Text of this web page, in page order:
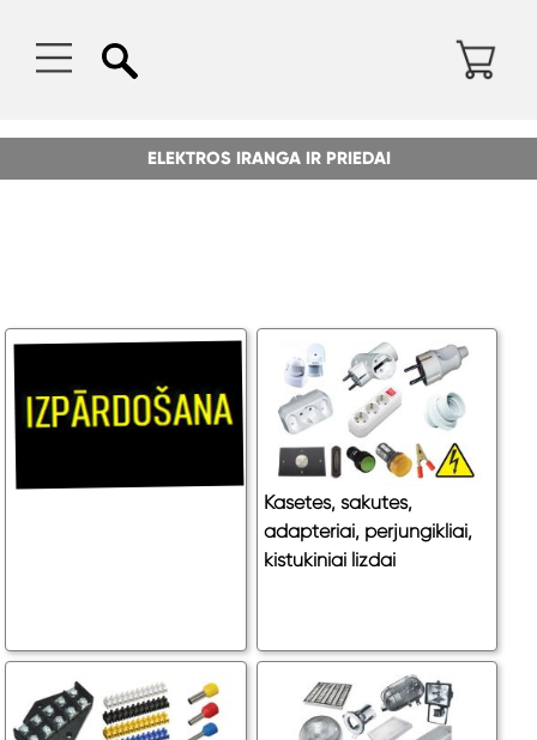
ELEKTROS IRANGA IR PRIEDAI
Kasetes, sakutes,
adapteriai, perjungikliai,
kistukiniai lizdai